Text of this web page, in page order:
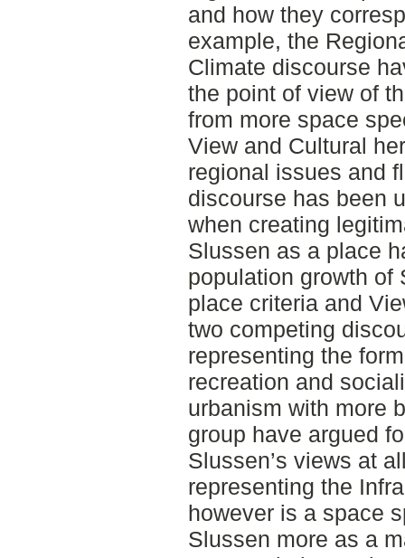
and how they
example, the
Climate discourse
the point of view of
from more space
View and Cultural
regional issues and
discourse has been
when creating
Slussen as a place
population growth of
place criteria and
two competing
representing the
recreation and
urbanism with more
group have argued
Slussen’s views at
representing the
however is a space
Slussen more as a